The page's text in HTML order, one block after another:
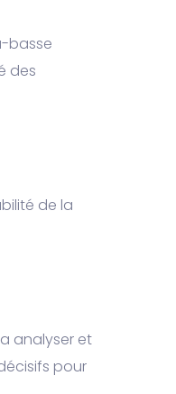
basse
des
de la
analyser et
pour